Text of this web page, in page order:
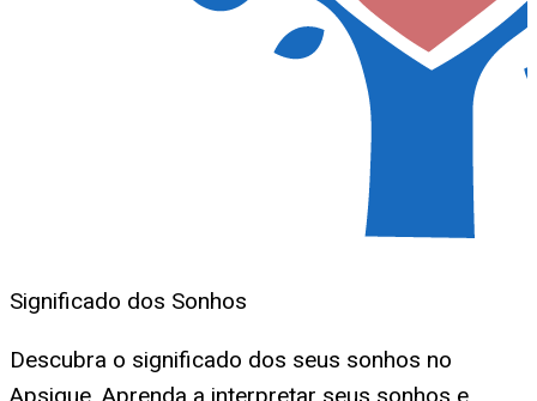
Significado dos Sonhos
Descubra o significado dos seus sonhos no
Apsique. Aprenda a interpretar seus sonhos e